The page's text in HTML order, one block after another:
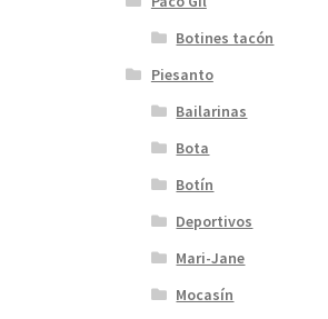
Botines tacón
Piesanto
Bailarinas
Bota
Botín
Deportivos
Mari-Jane
Mocasín